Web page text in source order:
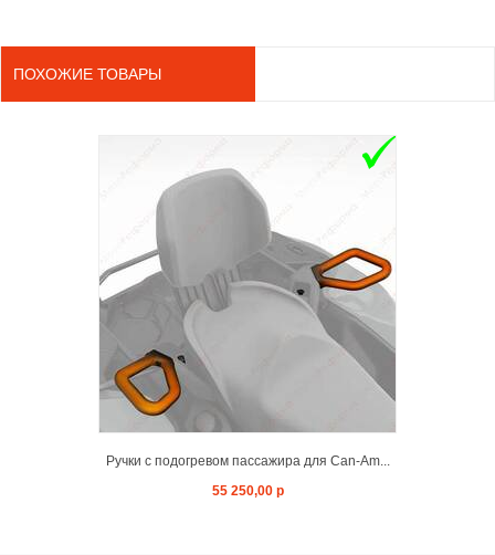
ПОХОЖИЕ ТОВАРЫ
Ручки с подогревом пассажира для Can-Am...
55 250,00 р